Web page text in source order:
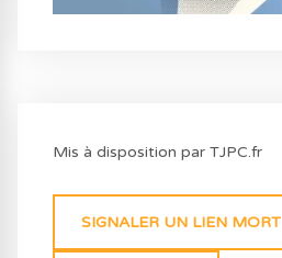
Mis à disposition par TJPC.fr
SIGNALER UN LIEN MORT